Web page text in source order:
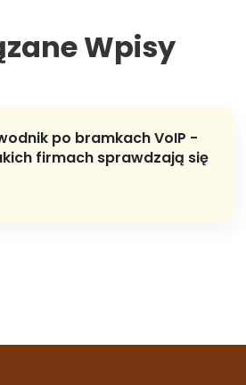
Wpisy
po bramkach VoIP -
firmach sprawdzają się